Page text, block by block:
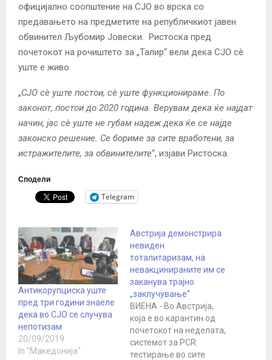
официјално соопштение на СЈО во врска со
предавањето на предметите на републичкиот јавен
обвинител Љубомир Јовески. Ристоска пред
почетокот на рочиштето за „Талир“ вели дека СЈО сè
уште е живо.
„СЈО сè уште постои, сè уште функционираме. По
законот, постои до 2020 година. Верувам дека ќе најдат
начин, јас сè уште не губам надеж дека ќе се најде
законско решение. Се бориме за сите вработени, за
истражителите, за обвинителите“, изјави Ристоска.
Сподели
Telegram
Антикорупциска уште
пред три години знаеле
дека во СЈО се случува
непотизам
20/09/2019
In "Македонија"
Австрија демонстрира
невиден
тоталитаризам, на
невакцинираните им се
заканува трајно
„заклучување“
ВИЕНА - Во Австрија,
која е во карантин од
почетокот на неделата,
системот за PCR
тестирање во сите